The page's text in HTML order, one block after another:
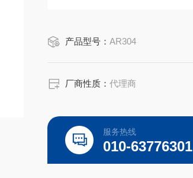
产品型号：AR304
厂商性质：代理商
服务热线
010-63776301